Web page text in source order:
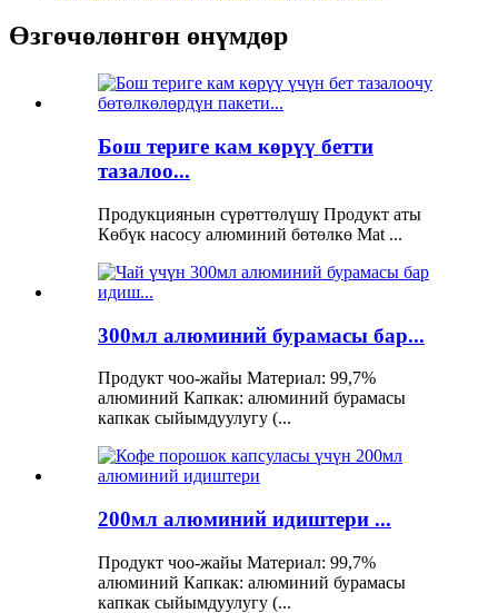
Өзгөчөлөнгөн өнүмдөр
Бош териге кам көрүү бетти
тазалоо...
Продукциянын сүрөттөлүшү Продукт аты
Көбүк насосу алюминий бөтөлкө Mat ...
300мл алюминий бурамасы бар...
Продукт чоо-жайы Материал: 99,7%
алюминий Капкак: алюминий бурамасы
капкак сыйымдуулугу (...
200мл алюминий идиштери ...
Продукт чоо-жайы Материал: 99,7%
алюминий Капкак: алюминий бурамасы
капкак сыйымдуулугу (...